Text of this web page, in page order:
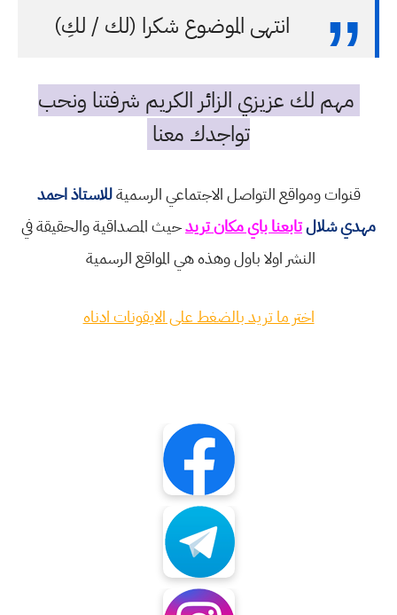
انتهى الموضوع شكرا (لك / لكِ)
مهم لك عزيزي الزائر الكريم شرفتنا ونحب
تواجدك معنا
قنوات ومواقع التواصل الاجتماعي الرسميةللاستاذ احمد
مهدي شلالتابعنا باي مكان تريدحيث المصداقية والحقيقة في
النشر اولا باول وهذه هي المواقع الرسمية
اختر ما تريد بالضغط على الايقونات ادناه